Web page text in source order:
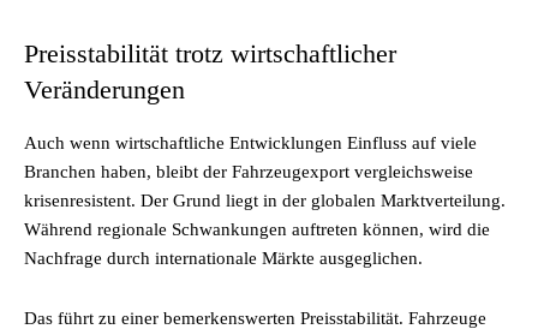
Preisstabilität trotz wirtschaftlicher
Veränderungen
Auch wenn wirtschaftliche Entwicklungen Einfluss auf viele
Branchen haben, bleibt der Fahrzeugexport vergleichsweise
krisenresistent. Der Grund liegt in der globalen Marktverteilung.
Während regionale Schwankungen auftreten können, wird die
Nachfrage durch internationale Märkte ausgeglichen.
Das führt zu einer bemerkenswerten Preisstabilität. Fahrzeuge